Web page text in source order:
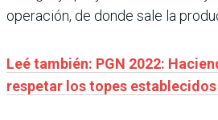
operación, de donde sale la
Leé también: PGN 2022:
respetar los topes